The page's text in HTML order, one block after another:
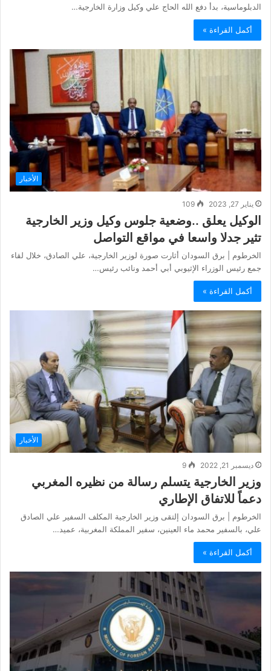
الدبلوماسية، بدأ دفع الله الحاج علي وكيل وزارة الخارجية…
أكمل القراءة »
الأخبار
يناير 27, 2023 109
الوكيل يعلق ..وضعية جلوس وكيل وزير الخارجية
تثير جدلا واسعا في مواقع التواصل
الخرطوم | برق السودان أثارت صورة لوزير الخارجية، علي الصادق، خلال لقاء
جمع رئيس الوزراء الإثيوبي أبي أحمد ونائب رئيس…
أكمل القراءة »
الأخبار
ديسمبر 21, 2022 9
وزير الخارجية يتسلم رسالة من نظيره المغربي
دعماً للاتفاق الإطاري
الخرطوم | برق السودان إلتقى وزير الخارجية المكلف السفير علي الصادق
علي، بالسفير محمد ماء العينين، سفير المملكة المغربية، عميد…
أكمل القراءة »